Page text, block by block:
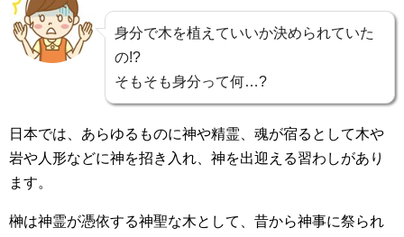
身分で木を植えていいか決められていた
の!?
そもそも身分って何…?
日本では、あらゆるものに神や精霊、魂が宿るとして木や
岩や人形などに神を招き入れ、神を出迎える習わしがあり
ます。
榊は神霊が憑依する神聖な木として、昔から神事に祭られ